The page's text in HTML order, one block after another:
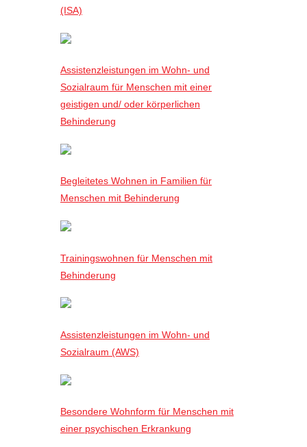
(ISA)
Assistenzleistungen im Wohn- und
Sozialraum für Menschen mit einer
geistigen und/ oder körperlichen
Behinderung
Begleitetes Wohnen in Familien für
Menschen mit Behinderung
Trainingswohnen für Menschen mit
Behinderung
Assistenzleistungen im Wohn- und
Sozialraum (AWS)
Besondere Wohnform für Menschen mit
einer psychischen Erkrankung